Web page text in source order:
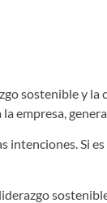
sostenible y
empresa,
Si